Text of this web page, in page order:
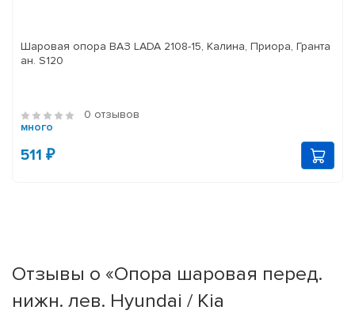
Шаровая опора ВАЗ LADA 2108-15, Калина, Приора, Гранта
ан. S120
0 отзывов
много
511 ₽
Отзывы о «Опора шаровая перед.
нижн. лев. Hyundai / Kia